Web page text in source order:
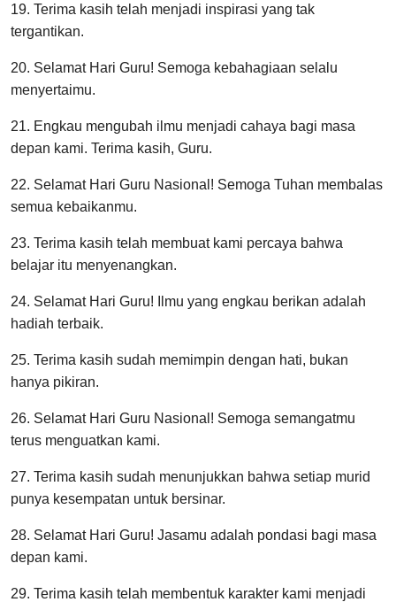
19. Terima kasih telah menjadi inspirasi yang tak
tergantikan.
20. Selamat Hari Guru! Semoga kebahagiaan selalu
menyertaimu.
21. Engkau mengubah ilmu menjadi cahaya bagi masa
depan kami. Terima kasih, Guru.
22. Selamat Hari Guru Nasional! Semoga Tuhan membalas
semua kebaikanmu.
23. Terima kasih telah membuat kami percaya bahwa
belajar itu menyenangkan.
24. Selamat Hari Guru! Ilmu yang engkau berikan adalah
hadiah terbaik.
25. Terima kasih sudah memimpin dengan hati, bukan
hanya pikiran.
26. Selamat Hari Guru Nasional! Semoga semangatmu
terus menguatkan kami.
27. Terima kasih sudah menunjukkan bahwa setiap murid
punya kesempatan untuk bersinar.
28. Selamat Hari Guru! Jasamu adalah pondasi bagi masa
depan kami.
29. Terima kasih telah membentuk karakter kami menjadi